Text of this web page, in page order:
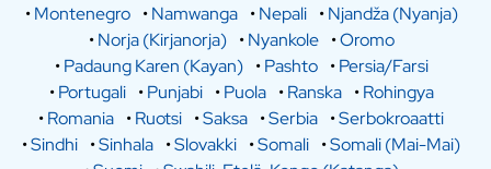
•Montenegro •Namwanga •Nepali •Njandža (Nyanja)
•Norja (Kirjanorja) •Nyankole •Oromo
•Padaung Karen (Kayan) •Pashto •Persia/Farsi
•Portugali •Punjabi •Puola •Ranska •Rohingya
•Romania •Ruotsi •Saksa •Serbia •Serbokroaatti
•Sindhi •Sinhala •Slovakki •Somali •Somali (Mai-Mai)